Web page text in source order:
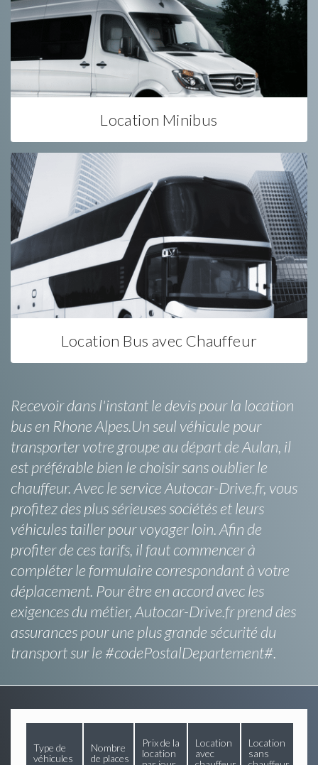
Location Minibus
Location Bus avec Chauffeur
Recevoir dans l'instant le devis pour la location
bus en Rhone Alpes.Un seul véhicule pour
transporter votre groupe au départ de Aulan, il
est préférable bien le choisir sans oublier le
chauffeur. Avec le service Autocar-Drive.fr, vous
profitez des plus sérieuses sociétés et leurs
véhicules tailler pour voyager loin. Afin de
profiter de ces tarifs, il faut commencer à
compléter le formulaire correspondant à votre
déplacement. Pour être en accord avec les
exigences du métier, Autocar-Drive.fr prend des
assurances pour une plus grande sécurité du
transport sur le #codePostalDepartement#.
Type de
véhicules
Nombre
de places
Prix de la
location
Location
avec
Location
sans